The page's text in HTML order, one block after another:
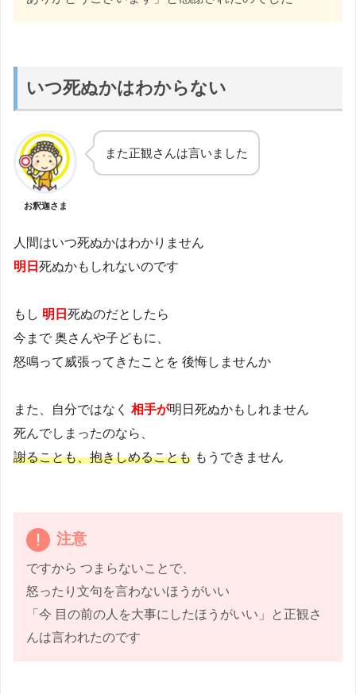
いつ死ぬかはわからない
お釈迦さま
また正観さんは言いました
人間はいつ死ぬかはわかりません
明日 死ぬかもしれないのです
もし 明日 死ぬのだとしたら
今まで 奥さんや子どもに、
怒鳴って威張ってきたことを 後悔しませんか
また、自分ではなく 相手が明日死ぬかもしれません
死んでしまったのなら、
謝ることも、抱きしめることも もうできません
注意
ですから つまらないことで、
怒ったり文句を言わないほうがいい
「今 目の前の人を大事にしたほうがいい」と正観さ
んは言われたのです